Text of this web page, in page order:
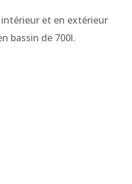
et en extérieur
bassin de 700l.